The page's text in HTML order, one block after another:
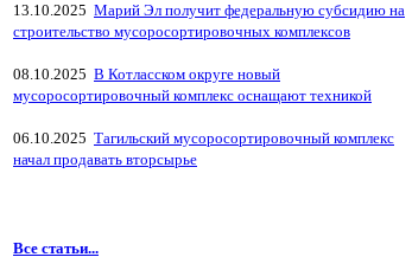
13.10.2025 Марий Эл получит федеральную субсидию на
строительство мусоросортировочных комплексов
08.10.2025 В Котласском округе новый
мусоросортировочный комплекс оснащают техникой
06.10.2025 Тагильский мусоросортировочный комплекс
начал продавать вторсырье
Все статьи...